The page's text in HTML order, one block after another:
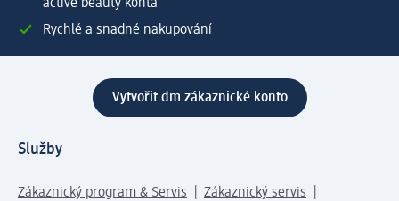
active beauty konta
Rychlé a snadné nakupování
Vytvořit dm zákaznické konto
Služby
Zákaznický program & Servis
Zákaznický servis